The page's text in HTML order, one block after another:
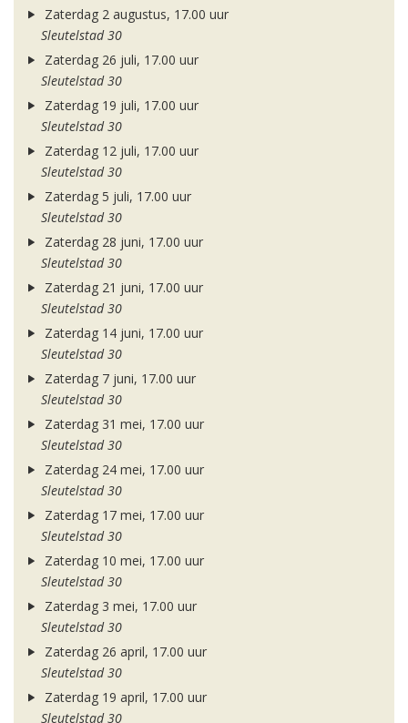
Zaterdag 2 augustus, 17.00 uur
Sleutelstad 30
Zaterdag 26 juli, 17.00 uur
Sleutelstad 30
Zaterdag 19 juli, 17.00 uur
Sleutelstad 30
Zaterdag 12 juli, 17.00 uur
Sleutelstad 30
Zaterdag 5 juli, 17.00 uur
Sleutelstad 30
Zaterdag 28 juni, 17.00 uur
Sleutelstad 30
Zaterdag 21 juni, 17.00 uur
Sleutelstad 30
Zaterdag 14 juni, 17.00 uur
Sleutelstad 30
Zaterdag 7 juni, 17.00 uur
Sleutelstad 30
Zaterdag 31 mei, 17.00 uur
Sleutelstad 30
Zaterdag 24 mei, 17.00 uur
Sleutelstad 30
Zaterdag 17 mei, 17.00 uur
Sleutelstad 30
Zaterdag 10 mei, 17.00 uur
Sleutelstad 30
Zaterdag 3 mei, 17.00 uur
Sleutelstad 30
Zaterdag 26 april, 17.00 uur
Sleutelstad 30
Zaterdag 19 april, 17.00 uur
Sleutelstad 30